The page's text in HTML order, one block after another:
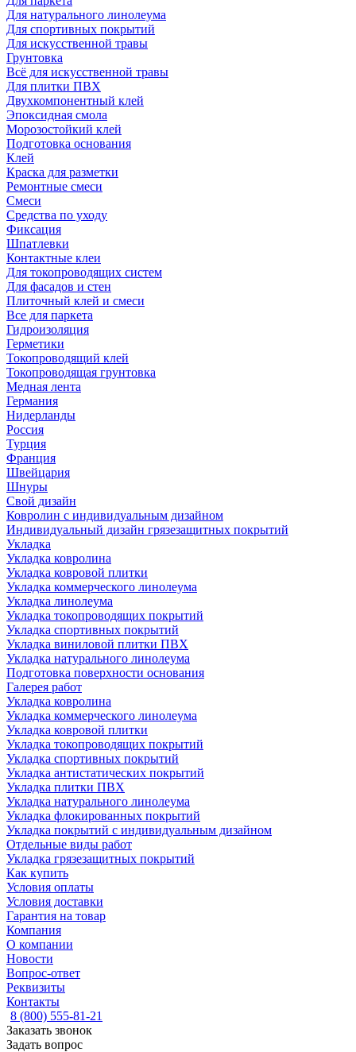
Для натурального линолеума
Для спортивных покрытий
Для искусственной травы
Грунтовка
Всё для искусственной травы
Для плитки ПВХ
Двухкомпонентный клей
Эпоксидная смола
Морозостойкий клей
Подготовка основания
Клей
Краска для разметки
Ремонтные смеси
Смеси
Средства по уходу
Фиксация
Шпатлевки
Контактные клеи
Для токопроводящих систем
Для фасадов и стен
Плиточный клей и смеси
Все для паркета
Гидроизоляция
Герметики
Токопроводящий клей
Токопроводящая грунтовка
Медная лента
Германия
Нидерланды
Россия
Турция
Франция
Швейцария
Шнуры
Свой дизайн
Ковролин с индивидуальным дизайном
Индивидуальный дизайн грязезащитных покрытий
Укладка
Укладка ковролина
Укладка ковровой плитки
Укладка коммерческого линолеума
Укладка линолеума
Укладка токопроводящих покрытий
Укладка спортивных покрытий
Укладка виниловой плитки ПВХ
Укладка натурального линолеума
Подготовка поверхности основания
Галерея работ
Укладка ковролина
Укладка коммерческого линолеума
Укладка ковровой плитки
Укладка токопроводящих покрытий
Укладка спортивных покрытий
Укладка антистатических покрытий
Укладка плитки ПВХ
Укладка натурального линолеума
Укладка флокированных покрытий
Укладка покрытий с индивидуальным дизайном
Отдельные виды работ
Укладка грязезащитных покрытий
Как купить
Условия оплаты
Условия доставки
Гарантия на товар
Компания
О компании
Новости
Вопрос-ответ
Реквизиты
Контакты
8 (800) 555-81-21
Заказать звонок
Задать вопрос